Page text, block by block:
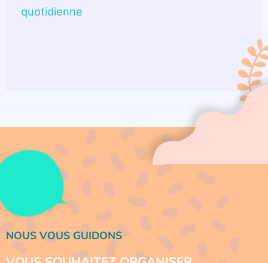
quotidienne
NOUS VOUS GUIDONS